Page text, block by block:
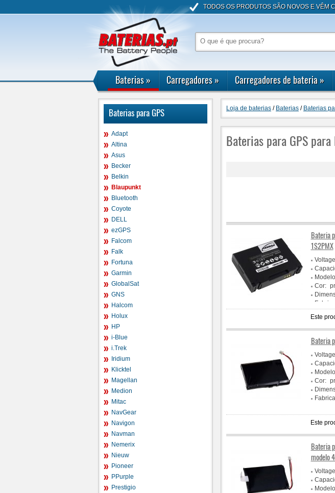
TODOS OS PRODUTOS SÃO NOVOS E VÊM
Baterias» Carregadores» Carregadores de bateria»
Baterias para GPS
Adapt
Altina
Asus
Becker
Belkin
Blaupunkt
Bluetooth
Coyote
DELL
ezGPS
Falcom
Falk
Fortuna
Garmin
GlobalSat
GNS
Halcom
Holux
HP
i-Blue
i.Trek
Iridium
Klicktel
Magellan
Medion
Mitac
NavGear
Navigon
Navman
Nemerix
Nieuw
Pioneer
PPurple
Prestigio
Loja de baterias / Baterias / Baterias
Baterias para GPS
Bateria
1S2PMX
Cor:
Este
Bateria
Cor:
Este
Bateria
modelo